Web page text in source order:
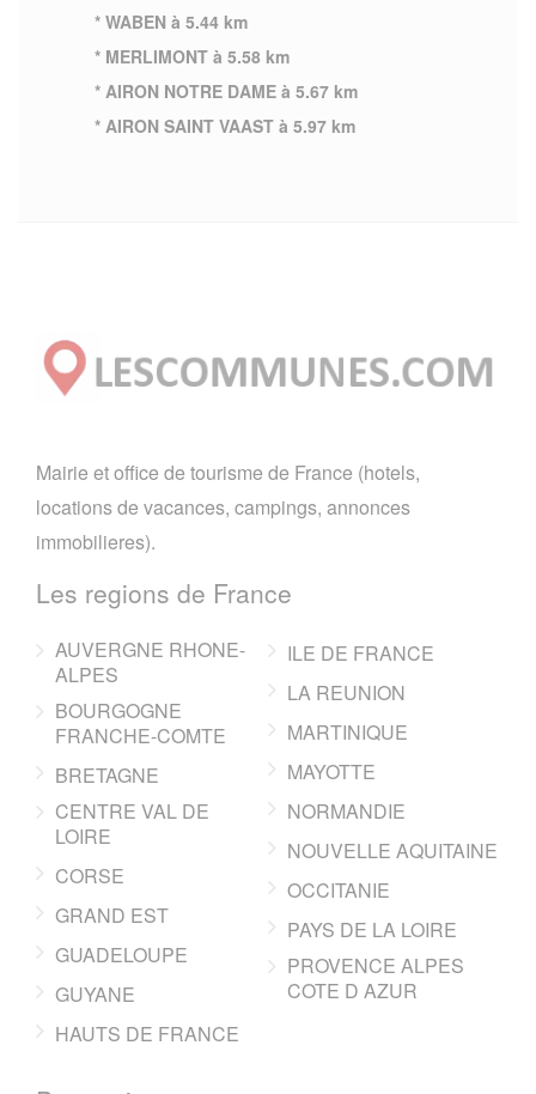
* WABEN à 5.44 km
* MERLIMONT à 5.58 km
* AIRON NOTRE DAME à 5.67 km
* AIRON SAINT VAAST à 5.97 km
Mairie et office de tourisme de France (hotels,
locations de vacances, campings, annonces
immobilieres).
Les regions de France
AUVERGNE RHONE-
ALPES
BOURGOGNE
FRANCHE-COMTE
BRETAGNE
CENTRE VAL DE
LOIRE
CORSE
GRAND EST
GUADELOUPE
GUYANE
HAUTS DE FRANCE
ILE DE FRANCE
LA REUNION
MARTINIQUE
MAYOTTE
NORMANDIE
NOUVELLE AQUITAINE
OCCITANIE
PAYS DE LA LOIRE
PROVENCE ALPES
COTE D AZUR